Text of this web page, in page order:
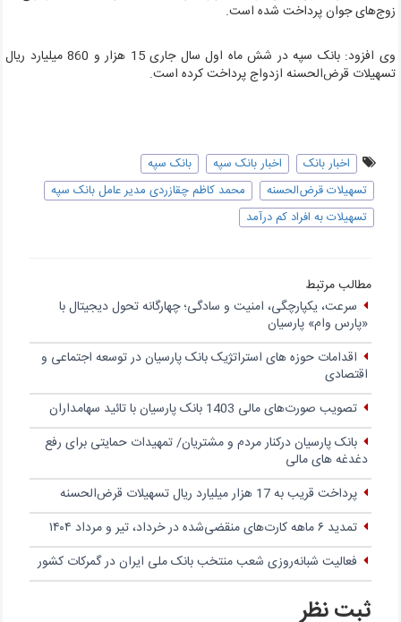
جوان پرداخت شده است.
وی افزود: بانک سپه در شش ماه اول سال جاری 15 هزار و 860 میلیارد ریال
قرض‌الحسنه ازدواج پرداخت کرده است.
اخبار بانک اخبار بانک سپه
بانک سپه
تسهیلات قرض‌الحسنه
محمد کاظم چقازردی مدیر عامل بانک سپه
تسهیلات به افراد کم درآمد
مطالب مرتبط
سرعت، یکپارچگی، امنیت و سادگی؛ چهار‌گانه تحول دیجیتال با
«پارس وام» پارسیان
اقدامات حوزه های استراتژیک بانک پارسیان در توسعه اجتماعی و
اقتصادی
تصویب صورت‌های مالی 1403 بانک پارسیان با تائید سهامداران
بانک پارسیان درکنار مردم و مشتریان/ تمهیدات حمایتی برای رفع
دغدغه های مالی
پرداخت قریب به 17 هزار میلیارد ریال تسهیلات قرض‌الحسنه
تمدید ۶ ماهه کارت‌های منقضی‌شده در خرداد، تیر و مرداد ۱۴۰۴
فعالیت شبانه‌روزی شعب منتخب بانک ملی ایران در گمرکات کشور
ثبت نظر